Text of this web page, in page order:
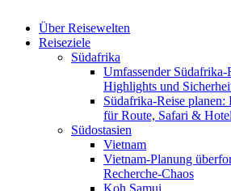
Über Reisewelten
Reiseziele
Südafrika
Umfassender Südafrika-
Highlights und
Südafrika-Reise planen:
für Route, Safari &
Südostasien
Vietnam
Vietnam-Planung
Recherche-Chaos
Koh Samui